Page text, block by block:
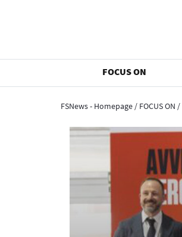
FOCUS ON
FSNews - Homepage / FOCUS ON /